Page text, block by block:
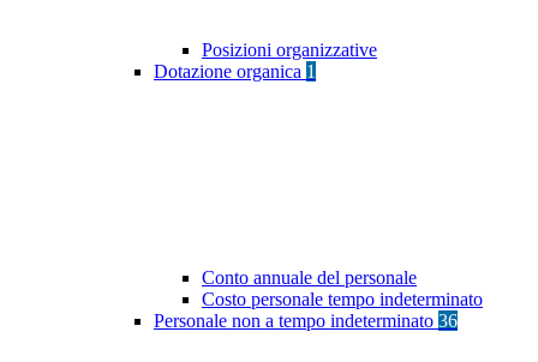
Posizioni organizzative
Dotazione organica 1
Conto annuale del personale
Costo personale tempo indeterminato
Personale non a tempo indeterminato 36